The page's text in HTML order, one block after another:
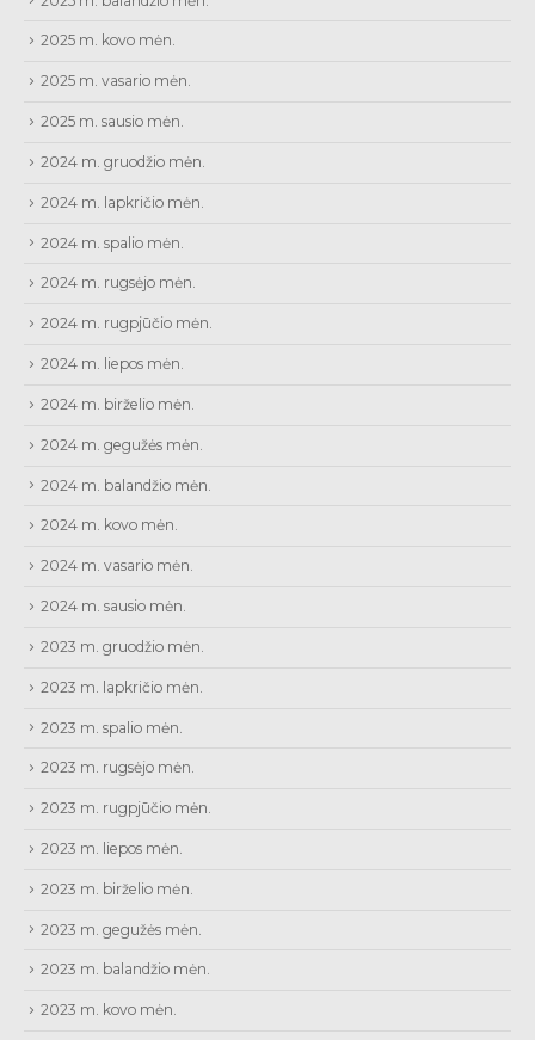
2025 m. kovo mėn.
2025 m. vasario mėn.
2025 m. sausio mėn.
2024 m. gruodžio mėn.
2024 m. lapkričio mėn.
2024 m. spalio mėn.
2024 m. rugsėjo mėn.
2024 m. rugpjūčio mėn.
2024 m. liepos mėn.
2024 m. birželio mėn.
2024 m. gegužės mėn.
2024 m. balandžio mėn.
2024 m. kovo mėn.
2024 m. vasario mėn.
2024 m. sausio mėn.
2023 m. gruodžio mėn.
2023 m. lapkričio mėn.
2023 m. spalio mėn.
2023 m. rugsėjo mėn.
2023 m. rugpjūčio mėn.
2023 m. liepos mėn.
2023 m. birželio mėn.
2023 m. gegužės mėn.
2023 m. balandžio mėn.
2023 m. kovo mėn.